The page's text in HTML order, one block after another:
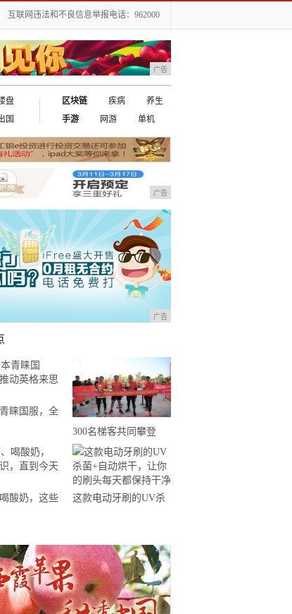
互联网违法和不良信息举报电话：962000
广告
盘
国
区块链 疾病
养生
手游
网游 单机
广告
广告
睐国服，全
300名梯客共同攀登
2019国际垂直马拉松超
级精英赛顺德海骏达中
心站欢乐开跑
酸奶，这些
这款电动牙刷的UV杀